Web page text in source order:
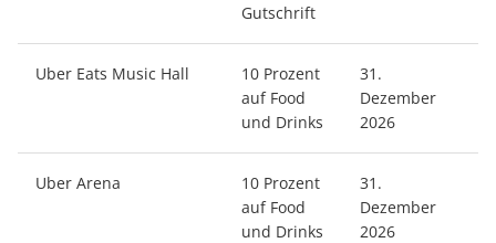
Gutschrift
Uber Eats Music Hall
10 Prozent
auf Food
und Drinks
31.
Dezember
2026
Uber Arena
10 Prozent
auf Food
und Drinks
31.
Dezember
2026